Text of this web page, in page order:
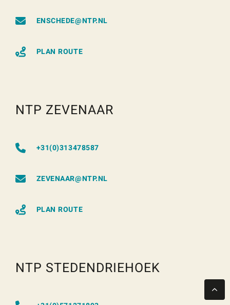
ENSCHEDE@NTP.NL
PLAN ROUTE
NTP ZEVENAAR
+31(0)313478587
ZEVENAAR@NTP.NL
PLAN ROUTE
NTP STEDENDRIEHOEK